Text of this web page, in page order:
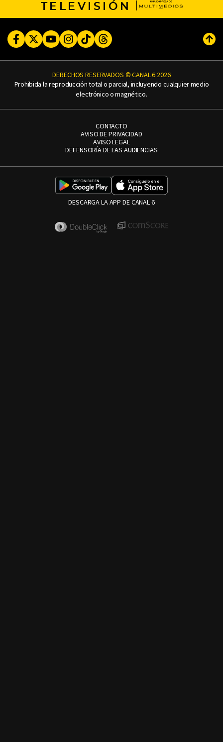
TELEVISIÓN
FacebookTwitterYoutubeInstagram
TikTokThreads
DERECHOS RESERVADOS © CANAL 6 2026
Prohibida la reproducción total o parcial, incluyendo cualquier medio
electrónico o magnético.
CONTACTO
AVISO DE PRIVACIDAD
AVISO LEGAL
DEFENSORÍA DE LAS AUDIENCIAS
DESCARGA LA APP DE CANAL 6